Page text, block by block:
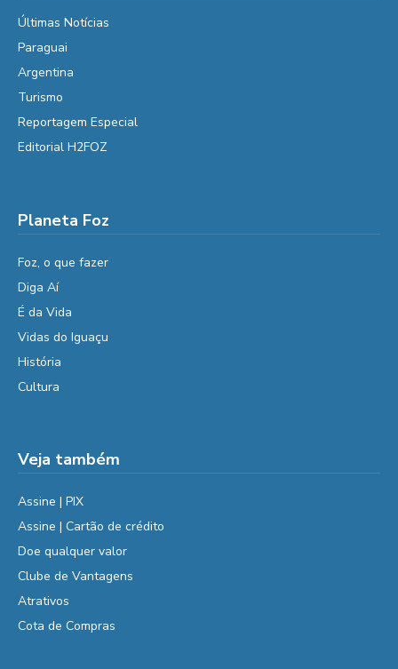
Últimas Notícias
Paraguai
Argentina
Turismo
Reportagem Especial
Editorial H2FOZ
Planeta Foz
Foz, o que fazer
Diga Aí
É da Vida
Vidas do Iguaçu
História
Cultura
Veja também
Assine | PIX
Assine | Cartão de crédito
Doe qualquer valor
Clube de Vantagens
Atrativos
Cota de Compras